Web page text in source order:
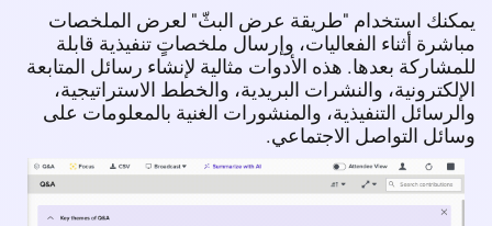
استخدام "طريقة عرض البثّ" لعرض الملخصات
أثناء الفعاليات، وإرسال ملخصاتٍ تنفيذية قابلة
بعدها. هذه الأدوات مثالية لإنشاء رسائل المتابعة
والنشرات البريدية، والخطط الاستراتيجية،
التنفيذية، والمنشورات الغنية بالمعلومات على
التواصل الاجتماعي.